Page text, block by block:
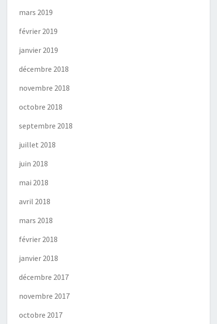
mars 2019
février 2019
janvier 2019
décembre 2018
novembre 2018
octobre 2018
septembre 2018
juillet 2018
juin 2018
mai 2018
avril 2018
mars 2018
février 2018
janvier 2018
décembre 2017
novembre 2017
octobre 2017